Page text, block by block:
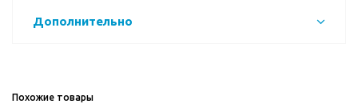
Дополнительно
Похожие товары